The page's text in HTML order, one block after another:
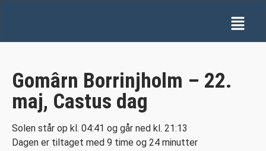
Gomârn Borrinjholm – 22.
maj, Castus dag
Solen står op kl. 04:41 og går ned kl. 21:13
Dagen er tiltaget med 9 time og 24 minutter